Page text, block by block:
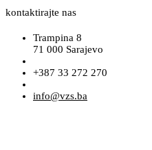
kontaktirajte nas
Trampina 8
71 000 Sarajevo
+387 33 272 270
info@vzs.ba